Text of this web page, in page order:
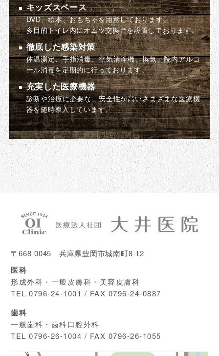
キッズスペース
DVD、絵本、おもちゃを用意しております。
多目的トイレ内にオムツ交換台を設置しております。
徹底した感染対策
体温測定、手指消毒、空気清浄機、換気、院内アルコ
ール消毒を定期的に行っております。
充実した医療機器
診断や治療に必要な、安全性が高いさまざまな医療機
器を随時導入しています。
〒668-0045 兵庫県豊岡市城南町8-12
医科
形成外科・一般皮膚科・美容皮膚科
TEL0796-24-1001 / FAX 0796-24-0887
歯科
一般歯科・歯科口腔外科
TEL0796-26-1004 / FAX 0796-26-1055